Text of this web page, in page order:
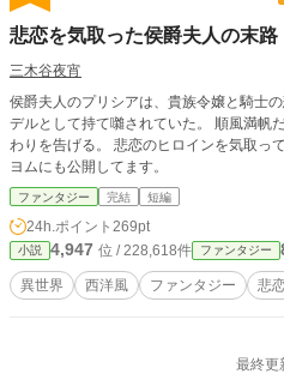
悲恋を気取った侯爵夫人の末路
三木谷夜宵
侯爵夫人のプリシアは、貴族令嬢と騎士
デルとして持て囃されていた。 順風満帆
わりを告げる。 悲恋のヒロインを気取って
ヨムにも公開してます。
ファンタジー 完結 短編
24h.ポイント 269pt
小説 4,947 位 / 228,618件 ファンタジー
異世界 西洋風 ファンタジー 悲
最終更